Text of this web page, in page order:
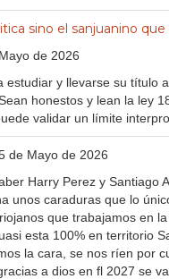
sino el sanjuanino
de 2026
estudiar y llevarse su título
honestos y lean la ley
validar un límite
de Mayo de 2026
Harry Perez y Santiago
unos caraduras que lo
que trabajamos en
esta 100% en territorio
la cara, se nos ríen por
a dios en fl 2027 se